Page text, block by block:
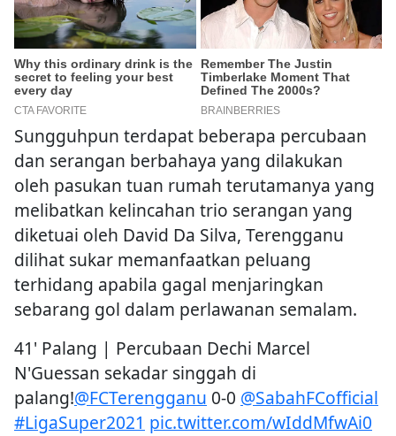
Sungguhpun terdapat beberapa percubaan
dan serangan berbahaya yang dilakukan
oleh pasukan tuan rumah terutamanya yang
melibatkan kelincahan trio serangan yang
diketuai oleh David Da Silva, Terengganu
dilihat sukar memanfaatkan peluang
terhidang apabila gagal menjaringkan
sebarang gol dalam perlawanan semalam.
41' Palang | Percubaan Dechi Marcel
N'Guessan sekadar singgah di
palang!@FCTerengganu 0-0 @SabahFCofficial
#LigaSuper2021 pic.twitter.com/wIddMfwAi0